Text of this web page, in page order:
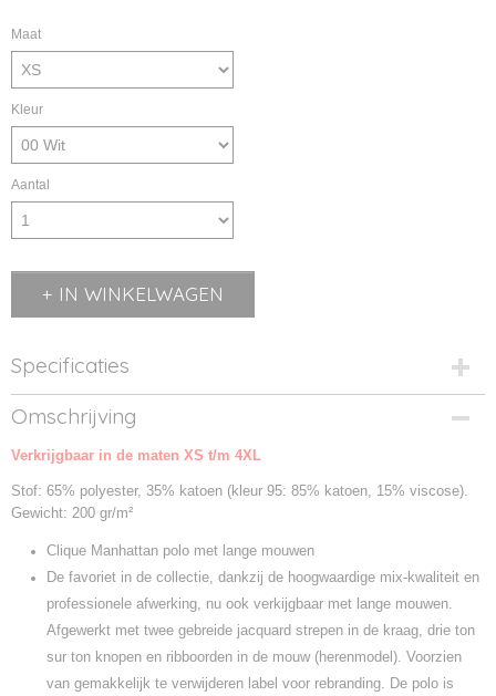
Maat
Kleur
Aantal
IN WINKELWAGEN
Specificaties
Productcode
028252-00
Productcode leverancier
Omschrijving
Verkrijgbaar in de maten XS t/m 4XL
Stof: 65% polyester, 35% katoen (kleur 95: 85% katoen, 15% viscose).
Gewicht: 200 gr/m²
Clique Manhattan polo met lange mouwen
De favoriet in de collectie, dankzij de hoogwaardige mix-kwaliteit en
professionele afwerking, nu ook verkijgbaar met lange mouwen.
Afgewerkt met twee gebreide jacquard strepen in de kraag, drie ton
sur ton knopen en ribboorden in de mouw (herenmodel). Voorzien
van gemakkelijk te verwijderen label voor rebranding. De polo is